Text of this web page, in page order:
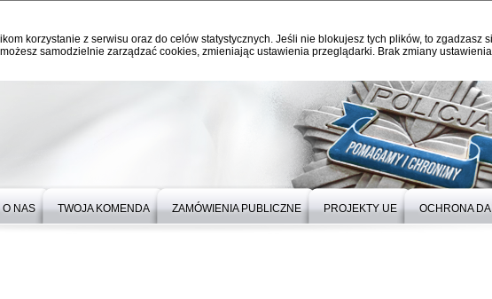
korzystanie z serwisu oraz do celów statystycznych. Jeśli nie blokujesz tych plików, to zgadzasz
samodzielnie zarządzać cookies, zmieniając ustawienia przeglądarki. Brak zmiany
O NAS TWOJA KOMENDA ZAMÓWIENIA PUBLICZNE PROJEKTY UE OCHRONA